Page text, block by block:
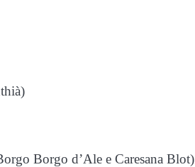
Borgo d’Ale e Caresana Blot)